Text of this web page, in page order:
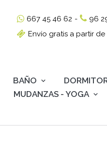
667 45 46 62 - 96
Envío gratis a partir
BAÑO
MUDANZAS - YOGA